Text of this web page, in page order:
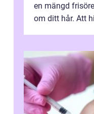
en mängd
om ditt hår. Att